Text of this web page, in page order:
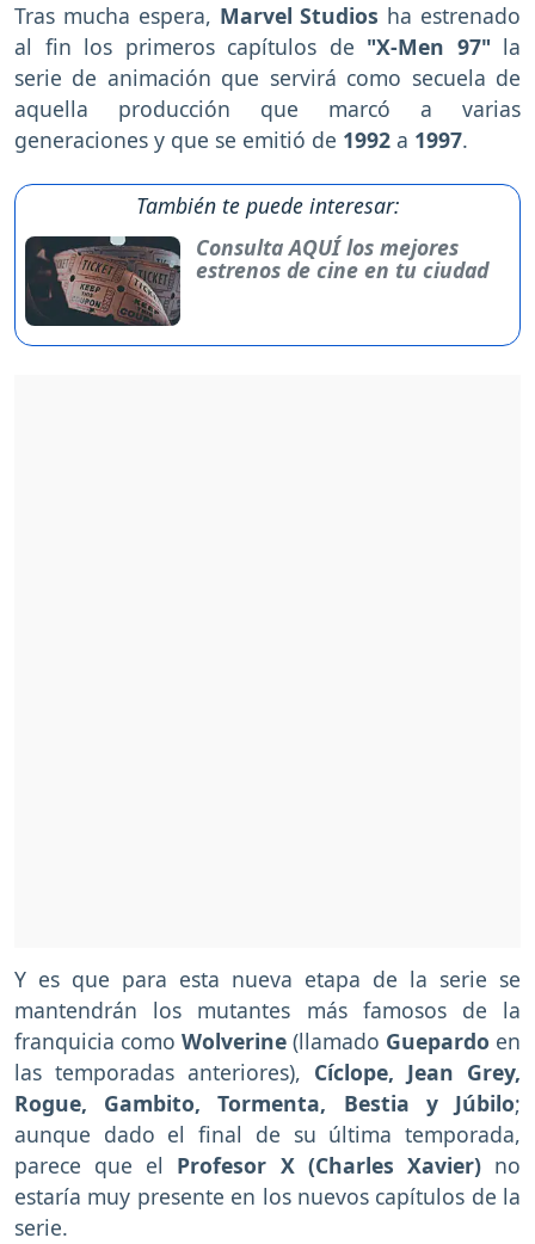
Tras mucha espera, Marvel Studios ha estrenado
al fin los primeros capítulos de "X-Men 97" la
serie de animación que servirá como secuela de
aquella producción que marcó a varias
generaciones y que se emitió de 1992 a 1997.
También te puede interesar:
Consulta AQUÍ los mejores
estrenos de cine en tu ciudad
Y es que para esta nueva etapa de la serie se
mantendrán los mutantes más famosos de la
franquicia como Wolverine (llamado Guepardo en
las temporadas anteriores), Cíclope, Jean Grey,
Rogue, Gambito, Tormenta, Bestia y Júbilo;
aunque dado el final de su última temporada,
parece que el Profesor X (Charles Xavier)no
estaría muy presente en los nuevos capítulos de la
serie.